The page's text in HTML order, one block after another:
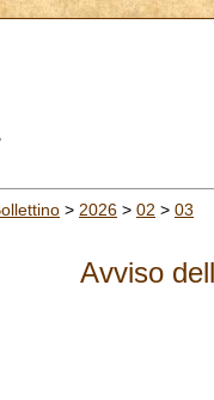
> 2026 > 02 > 03
Avviso